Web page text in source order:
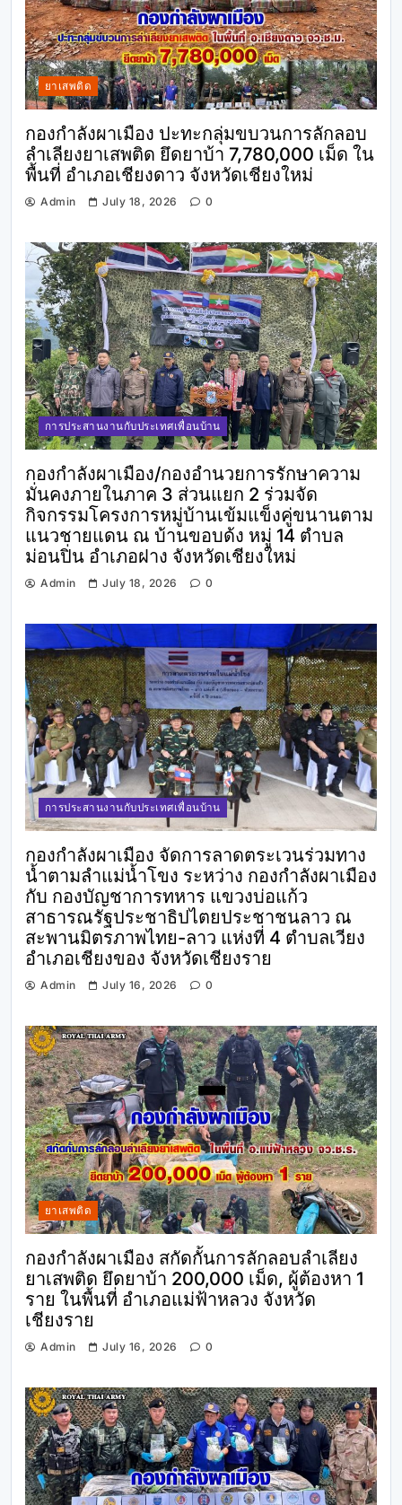
ยาเสพติด
กองกำลังผาเมือง ปะทะกลุ่มขบวนการลักลอบ
ลำเลียงยาเสพติด ยึดยาบ้า 7,780,000 เม็ด ใน
พื้นที่ อำเภอเชียงดาว จังหวัดเชียงใหม่
Admin July 18, 2026 0
การประสานงานกับประเทศเพื่อนบ้าน
กองกำลังผาเมือง/กองอำนวยการรักษาความ
มั่นคงภายในภาค 3 ส่วนแยก 2 ร่วมจัด
กิจกรรมโครงการหมู่บ้านเข้มแข็งคู่ขนานตาม
แนวชายแดน ณ บ้านขอบด้ง หมู่ 14 ตำบล
ม่อนปิ่น อำเภอฝาง จังหวัดเชียงใหม่
Admin July 18, 2026 0
การประสานงานกับประเทศเพื่อนบ้าน
กองกำลังผาเมือง จัดการลาดตระเวนร่วมทาง
น้ำตามลำแม่น้ำโขง ระหว่าง กองกำลังผาเมือง
กับ กองบัญชาการทหาร แขวงบ่อแก้ว
สาธารณรัฐประชาธิปไตยประชาชนลาว ณ
สะพานมิตรภาพไทย-ลาว แห่งที่ 4 ตำบลเวียง
อำเภอเชียงของ จังหวัดเชียงราย
Admin July 16, 2026 0
ยาเสพติด
กองกำลังผาเมือง สกัดกั้นการลักลอบลำเลียง
ยาเสพติด ยึดยาบ้า 200,000 เม็ด, ผู้ต้องหา 1
ราย ในพื้นที่ อำเภอแม่ฟ้าหลวง จังหวัด
เชียงราย
Admin July 16, 2026 0